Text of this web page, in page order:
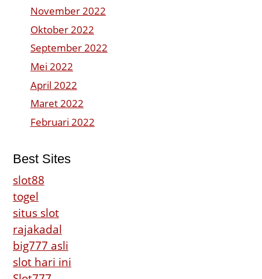
November 2022
Oktober 2022
September 2022
Mei 2022
April 2022
Maret 2022
Februari 2022
Best Sites
slot88
togel
situs slot
rajakadal
big777 asli
slot hari ini